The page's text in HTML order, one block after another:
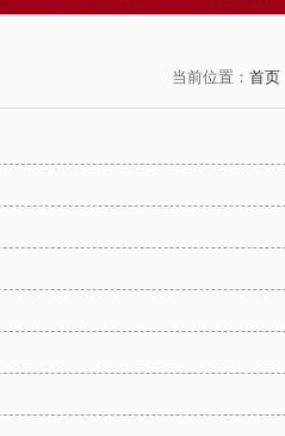
当前位置： 首页